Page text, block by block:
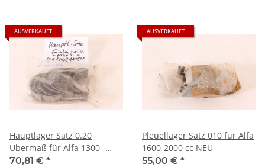
AUSVERKAUFT
Hauptlager Satz 0.20
Übermaß für Alfa 1300 -
2000
70,81 € *
AUSVERKAUFT
Pleuellager Satz 010 für Alfa
1600-2000 cc NEU
55,00 € *